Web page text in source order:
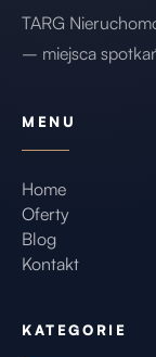
• dom
nakładów
• system
• pompa
•
•
Miejsce,
TARG
– miejsca
MENU
Home
Oferty
Blog
Kontakt
KATEGORIE